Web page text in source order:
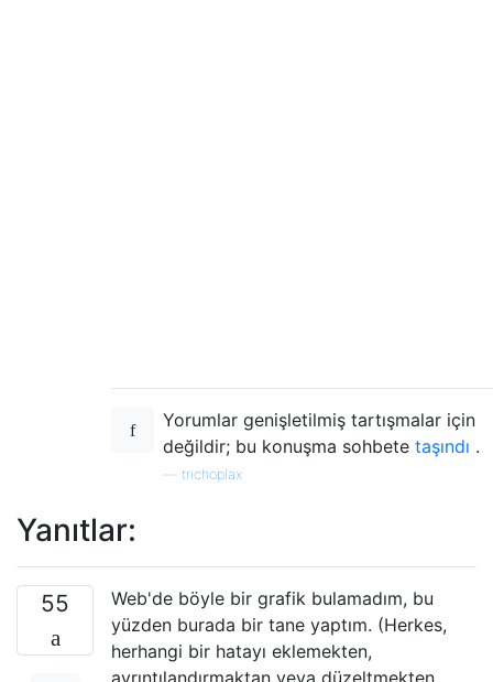
Yorumlar genişletilmiş tartışmalar için
değildir; bu konuşma sohbete taşındı .
trichoplax
Yanıtlar:
55
Web'de böyle bir grafik bulamadım, bu
yüzden burada bir tane yaptım. (Herkes,
herhangi bir hatayı eklemekten,
ayrıntılandırmaktan veya düzeltmekten